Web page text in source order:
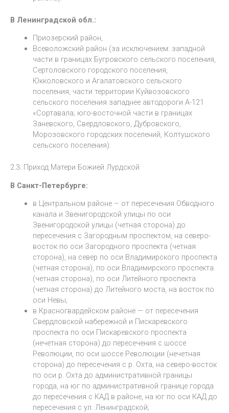
В Ленинградской обл.:
Приозерский район,
Всеволожский район (за исключением: западной
части в границах Бугровского сельского поселения,
Сертоловского городского поселения,
Юкколовского и Агалатовского сельского
поселения, части территории Куйвозовского
сельского поселения западнее автодороги А-121
«Сортавала; юго-восточной части в границах
Заневского, Свердловского, Дубровского,
Морозовского городских поселений, Колтушского
сельского поселения).
2.3. Приход Матери Божией Лурдской
В Санкт-Петербурге:
в Центральном районе – от пересечения Обводного
канала и Звенигородской улицы по оси
Звенигородской улицы (четная сторона) до
пересечения с Загородным проспектом, на северо-
восток по оси Загородного проспекта (четная
сторона), на север по оси Владимирского проспекта
(четная сторона), по оси Владимирского проспекта
(четная сторона), по оси Литейного проспекта
(четная сторона) до Литейного моста, на восток по
оси Невы;
в Красногвардейском районе — от пересечения
Свердловской набережной и Пискаревского
проспекта по оси Пискаревского проспекта
(нечетная сторона) до пересечения с шоссе
Революции, по оси шоссе Революции (нечетная
сторона) до пересечения с р. Охта, на северо-восток
по оси р. Охта до административной границы
города, на юг по административной границе города
до пересечения с КАД в районе, на юг по оси КАД до
пересечения с ул. Ленинградской;